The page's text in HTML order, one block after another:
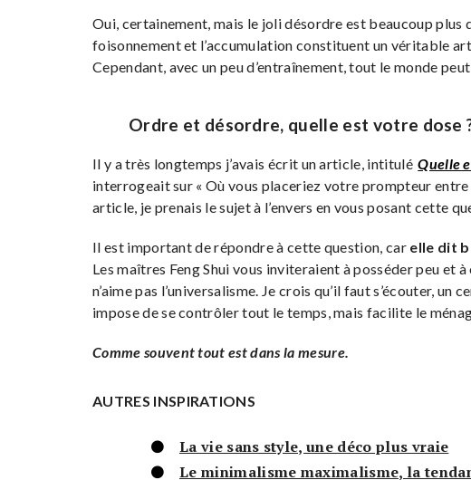
Oui, certainement, mais le joli désordre est beaucoup
foisonnement et l’accumulation constituent un véritable art
Cependant, avec un peu d’entraînement, tout le monde
Ordre et désordre, quelle est votre dose
Il y a très longtemps j’avais écrit un article, intitulé Quelle
interrogeait sur « Où vous placeriez votre prompteur entre
article, je prenais le sujet à l’envers en vous posant cette
Il est important de répondre à cette question, car elle dit
Les maîtres Feng Shui vous inviteraient à posséder peu et
n’aime pas l’universalisme. Je crois qu’il faut s’écouter,
impose de se contrôler tout le temps, mais facilite le
Comme souvent tout est dans la mesure.
AUTRES INSPIRATIONS
La vie sans style, une déco plus vraie
Le minimalisme maximalisme, la